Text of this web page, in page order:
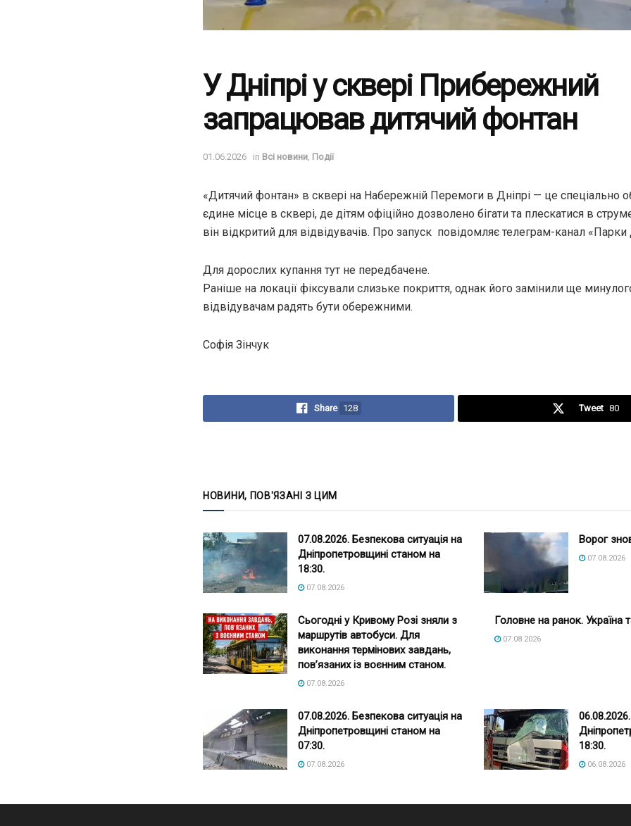
У Дніпрі у сквері Прибережний
запрацював дитячий фонтан
01.06.2026 in Всі новини Події
«Дитячий фонтан» в сквері на Набережній Перемоги в Дніпрі — це спеціально
єдине місце в сквері, де дітям офіційно дозволено бігати та плескатися в
він відкритий для відвідувачів. Про запуск повідомляє телеграм-канал «Парки
Для дорослих купання тут не передбачене.
Раніше на локації фіксували слизьке покриття, однак його замінили ще
відвідувачам радять бути обережними.
Софія Зінчук
Share 128 Tweet 80
НОВИНИ, ПОВ'ЯЗАНІ З ЦИМ
07.08.2026. Безпекова ситуація на
Дніпропетровщині станом на
18:30.
07.08.2026
Ворог
07.08.2026
Сьогодні у Кривому Розі зняли з
маршрутів автобуси. Для
виконання термінових завдань,
пов’язаних із воєнним станом.
07.08.2026
Головне на ранок. Україна
07.08.2026
07.08.2026. Безпекова ситуація на
Дніпропетровщині станом на
07:30.
07.08.2026
18:30.
06.08.2026